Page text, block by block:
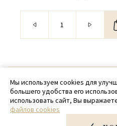
© 2020 -
+ 7 (918)
Мы используем cookies для
большего удобства его
использовать сайт, Вы
файлов cookies